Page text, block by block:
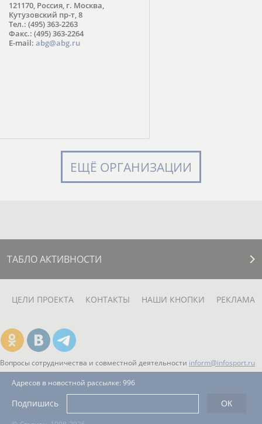
121170, Россия, г. Москва,
Кутузовский пр-т, 8
Тел.: (495) 363-2263
Факс.: (495) 363-2264
E-mail: abg@abg.ru
ЕЩЁ ОРГАНИЗАЦИИ
ТАБЛО АКТИВНОСТИ
ЦЕЛИ ПРОЕКТА КОНТАКТЫ НАШИ КНОПКИ РЕКЛАМА
Вопросы сотрудничества и совместной деятельности inform@infosport.ru
Адресов в новостной рассылке: 996
Подпишись